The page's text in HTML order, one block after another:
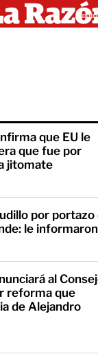
que EU le
que fue por
jitomate
por portazo
le
al
reforma que
de Alejandro